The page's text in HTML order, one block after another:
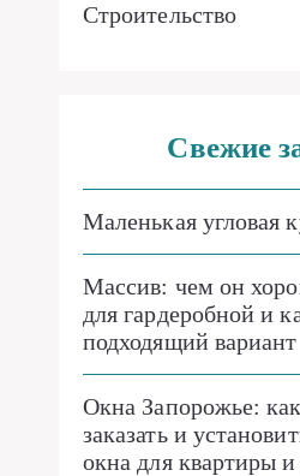
Строительство
Свежие
Маленькая угловая
Массив: чем он
для гардеробной и
подходящий вариант
Окна Запорожье:
заказать и
окна для квартиры